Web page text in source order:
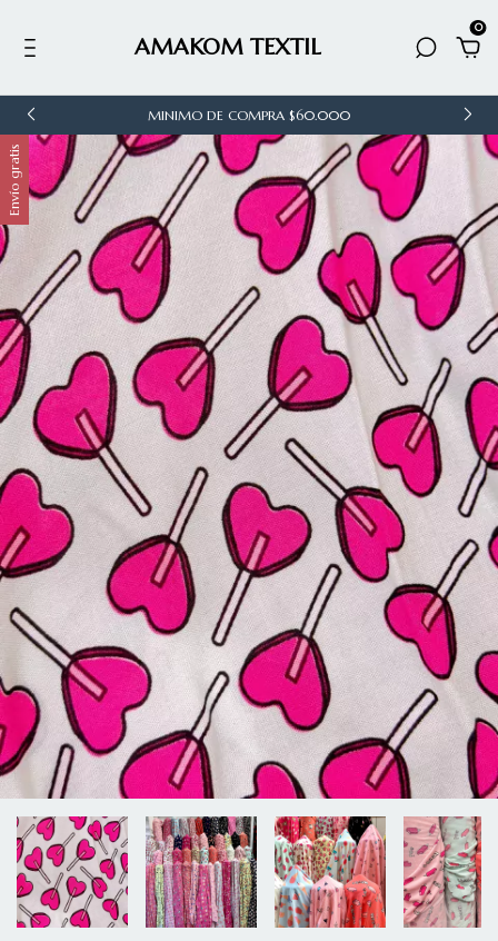
AMAKOM TEXTIL
0
MINIMO DE COMPRA $60.000
Envío gratis